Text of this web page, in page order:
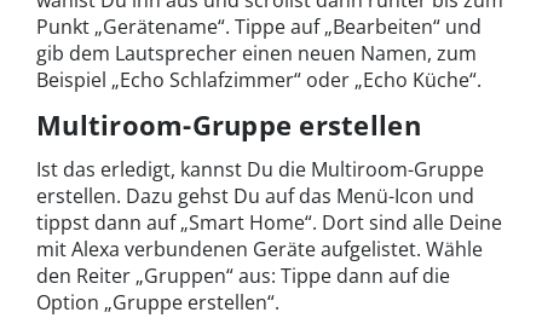
Punkt „Gerätename“. Tippe auf „Bearbeiten“ und
gib dem Lautsprecher einen neuen Namen, zum
Beispiel „Echo Schlafzimmer“ oder „Echo Küche“.
Multiroom-Gruppe erstellen
Ist das erledigt, kannst Du die Multiroom-Gruppe
erstellen. Dazu gehst Du auf das Menü-Icon und
tippst dann auf „Smart Home“. Dort sind alle Deine
mit Alexa verbundenen Geräte aufgelistet. Wähle
den Reiter „Gruppen“ aus: Tippe dann auf die
Option „Gruppe erstellen“.